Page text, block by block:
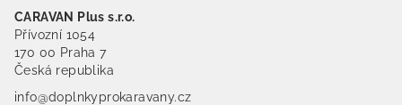
CARAVAN Plus s.r.o.
Přívozní 1054
170 00 Praha 7
Česká republika
info@doplnkyprokaravany.cz